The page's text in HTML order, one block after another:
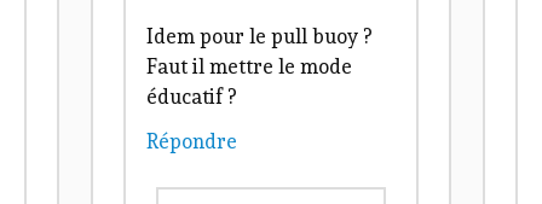
Idem pour le pull buoy ?
Faut il mettre le mode
éducatif ?
Répondre